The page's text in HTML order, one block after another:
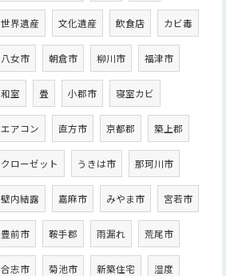
世界遺産 文化遺産 飲食店 カビ毒
八女市 朝倉市 柳川市 福津市
和室 畳 小郡市 寝室カビ
エアコン 直方市 京都郡 築上郡
クローゼット うきは市 那珂川市
壁内結露 嘉麻市 みやま市 宮若市
豊前市 鞍手郡 雨漏れ 荒尾市
合志市 菊池市 新築住宅 湿度